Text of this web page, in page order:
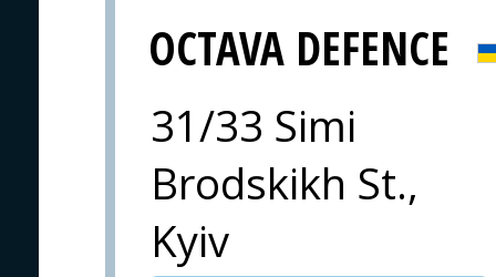
OCTAVA DEFENCE
31/33 Simi
Brodskikh St.,
Kyiv